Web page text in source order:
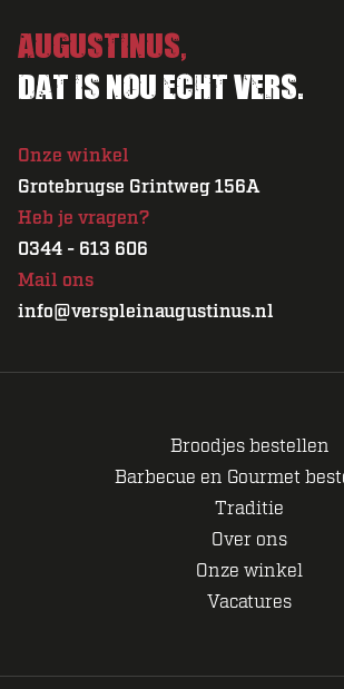
Augustinus,
Dat is nou echt vers.
Onze winkel
Grotebrugse Grintweg 156A
Heb je vragen?
0344 - 613 606
Mail ons
info@verspleinaugustinus.nl
Broodjes bestellen
Barbecue en Gourmet
Traditie
Over ons
Onze winkel
Vacatures